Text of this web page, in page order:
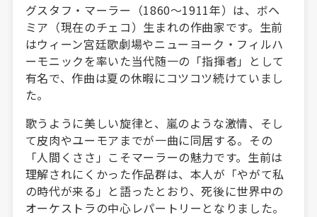
グスタフ・マーラー（1860〜1911年）は、ボヘ
ミア（現在のチェコ）生まれの作曲家です。生前
はウィーン宮廷歌劇場やニューヨーク・フィルハ
ーモニックを率いた当代随一の「指揮者」として
有名で、作曲は夏の休暇にコツコツ続けていまし
た。
歌うように美しい旋律と、嵐のような激情、そし
て皮肉やユーモアまでが一曲に同居する。その
「人間くささ」こそマーラーの魅力です。生前は
理解されにくかった作品群は、本人が「やがて私
の時代が来る」と語ったとおり、死後に世界中の
オーケストラの中心レパートリーとなりました。